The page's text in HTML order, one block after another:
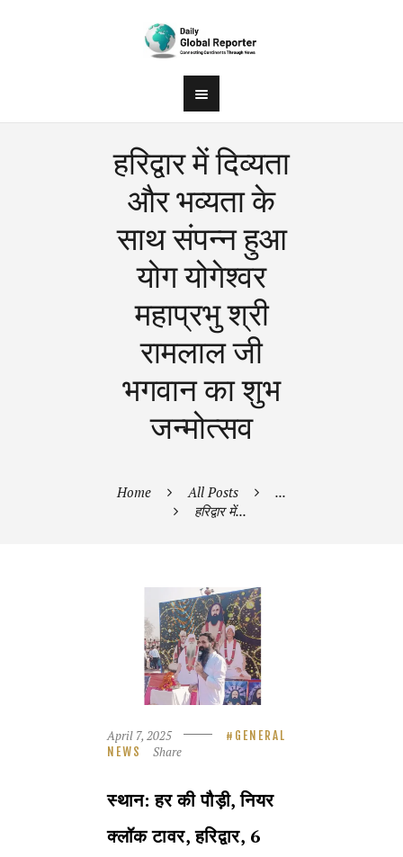
हरिद्वार में दिव्यता
और भव्यता के
साथ संपन्न हुआ
योग योगेश्वर
महाप्रभु श्री
रामलाल जी
भगवान का शुभ
जन्मोत्सव
Home All Posts
...
हरिद्वार में...
April 7, 2025
GENERAL
NEWS
Share
स्थान: हर की पौड़ी, नियर
क्लॉक टावर, हरिद्वार, 6